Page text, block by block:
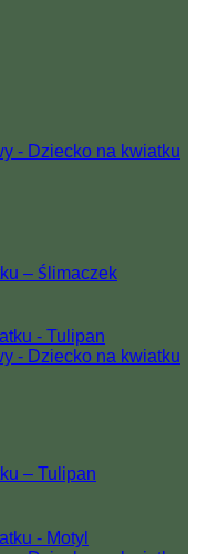
– Ślimaczek
– Tulipan